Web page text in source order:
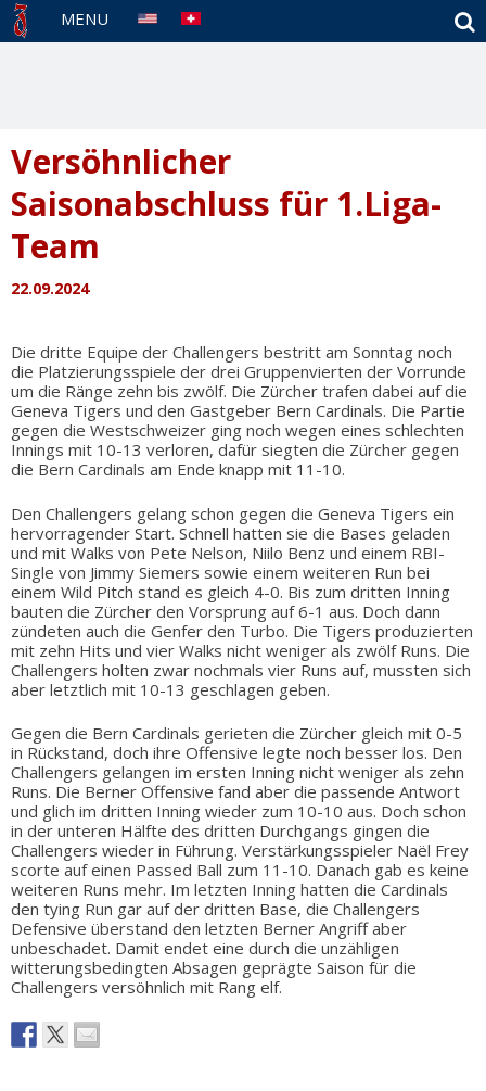
MENU
Versöhnlicher
Saisonabschluss für 1.Liga-
Team
22.09.2024
Die dritte Equipe der Challengers bestritt am Sonntag noch
die Platzierungsspiele der drei Gruppenvierten der Vorrunde
um die Ränge zehn bis zwölf. Die Zürcher trafen dabei auf die
Geneva Tigers und den Gastgeber Bern Cardinals. Die Partie
gegen die Westschweizer ging noch wegen eines schlechten
Innings mit 10-13 verloren, dafür siegten die Zürcher gegen
die Bern Cardinals am Ende knapp mit 11-10.
Den Challengers gelang schon gegen die Geneva Tigers ein
hervorragender Start. Schnell hatten sie die Bases geladen
und mit Walks von Pete Nelson, Niilo Benz und einem RBI-
Single von Jimmy Siemers sowie einem weiteren Run bei
einem Wild Pitch stand es gleich 4-0. Bis zum dritten Inning
bauten die Zürcher den Vorsprung auf 6-1 aus. Doch dann
zündeten auch die Genfer den Turbo. Die Tigers produzierten
mit zehn Hits und vier Walks nicht weniger als zwölf Runs. Die
Challengers holten zwar nochmals vier Runs auf, mussten sich
aber letztlich mit 10-13 geschlagen geben.
Gegen die Bern Cardinals gerieten die Zürcher gleich mit 0-5
in Rückstand, doch ihre Offensive legte noch besser los. Den
Challengers gelangen im ersten Inning nicht weniger als zehn
Runs. Die Berner Offensive fand aber die passende Antwort
und glich im dritten Inning wieder zum 10-10 aus. Doch schon
in der unteren Hälfte des dritten Durchgangs gingen die
Challengers wieder in Führung. Verstärkungsspieler Naël Frey
scorte auf einen Passed Ball zum 11-10. Danach gab es keine
weiteren Runs mehr. Im letzten Inning hatten die Cardinals
den tying Run gar auf der dritten Base, die Challengers
Defensive überstand den letzten Berner Angriff aber
unbeschadet. Damit endet eine durch die unzähligen
witterungsbedingten Absagen geprägte Saison für die
Challengers versöhnlich mit Rang elf.